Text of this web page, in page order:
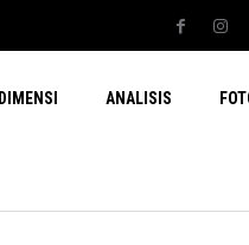
DIMENSI ANALISIS